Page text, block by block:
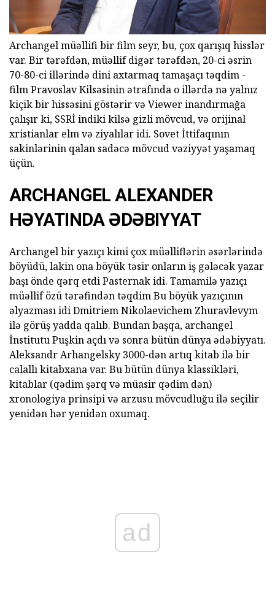
Archangel müəllifi bir film seyr, bu, çox qarışıq hisslər
var. Bir tərəfdən, müəllif digər tərəfdən, 20-ci əsrin
70-80-ci illərində dini axtarmaq tamaşaçı təqdim -
film Pravoslav Kilsəsinin ətrafında o illərdə nə yalnız
kiçik bir hissəsini göstərir və Viewer inandırmağa
çalışır ki, SSRİ indiki kilsə gizli mövcud, və orijinal
xristianlar elm və ziyalılar idi. Sovet İttifaqının
sakinlərinin qalan sadəcə mövcud vəziyyət yaşamaq
üçün.
ARCHANGEL ALEXANDER
HƏYATINDA ƏDƏBIYYAT
Archangel bir yazıçı kimi çox müəlliflərin əsərlərində
böyüdü, lakin ona böyük təsir onların iş gələcək yazar
başı önde qərq etdi Pasternak idi. Tamamilə yazıçı
müəllif özü tərəfindən təqdim Bu böyük yazıçının
əlyazması idi Dmitriem Nikolaevichem Zhuravlevym
ilə görüş yadda qalıb. Bundan başqa, archangel
İnstitutu Puşkin açdı və sonra bütün dünya ədəbiyyatı.
Aleksandr Arhangelsky 3000-dən artıq kitab ilə bir
calallı kitabxana var. Bu bütün dünya klassikləri,
kitablar (qədim şərq və müasir qədim dən)
xronologiya prinsipi və arzusu mövcudluğu ilə seçilir
yenidən hər yenidən oxumaq.
ad